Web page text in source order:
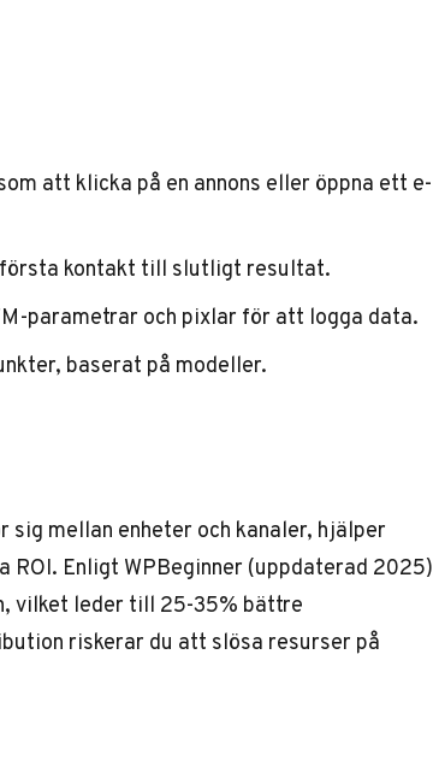
att klicka på en annons eller öppna ett e-
första kontakt till slutligt resultat.
parametrar och pixlar för att logga data.
baserat på modeller.
sig mellan enheter och kanaler, hjälper
ROI. Enligt WPBeginner (uppdaterad 2025)
vilket leder till 25-35% bättre
riskerar du att slösa resurser på